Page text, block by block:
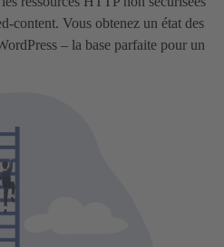
content. Vous obtenez un état des
– la base parfaite pour un